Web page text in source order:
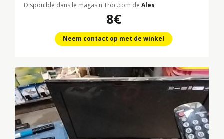
Disponible dans le magasin Troc.com de Ales
8€
Neem contact op met de winkel